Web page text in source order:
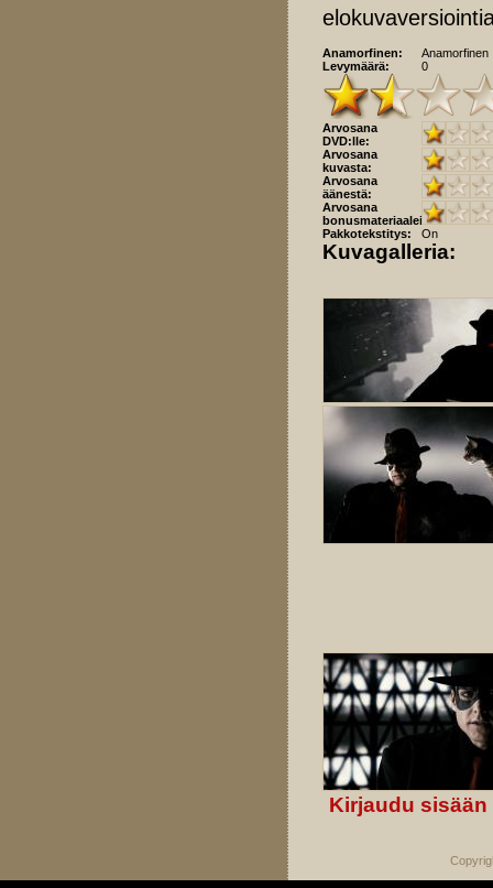
Anamorfinen:
Anamorfinen
Levymäärä:
0
Arvosana
DVD:lle:
Arvosana
kuvasta:
Arvosana
äänestä:
Arvosana
bonusmateriaaleista:
Pakkotekstitys:
On
Kuvagalleria:
Kirjaudu sisään